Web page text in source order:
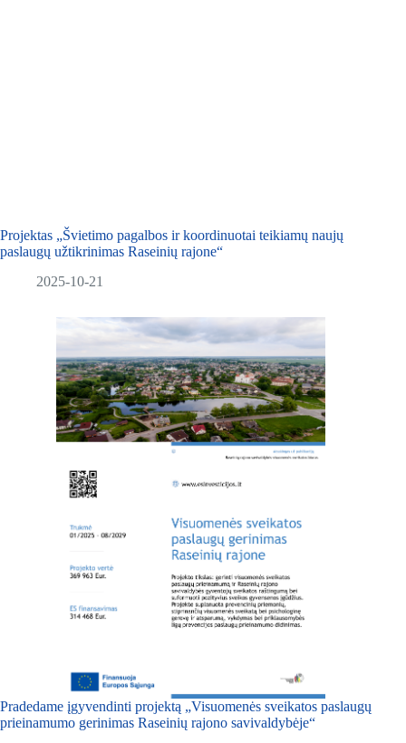
Projektas „Švietimo pagalbos ir koordinuotai teikiamų naujų
paslaugų užtikrinimas Raseinių rajone“
2025-10-21
Pradedame įgyvendinti projektą „Visuomenės sveikatos paslaugų
prieinamumo gerinimas Raseinių rajono savivaldybėje“